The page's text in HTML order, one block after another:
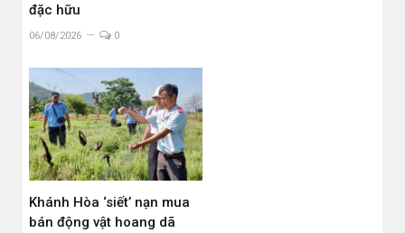
đặc hữu
06/08/2026 0
Khánh Hòa ‘siết’ nạn mua
bán động vật hoang dã